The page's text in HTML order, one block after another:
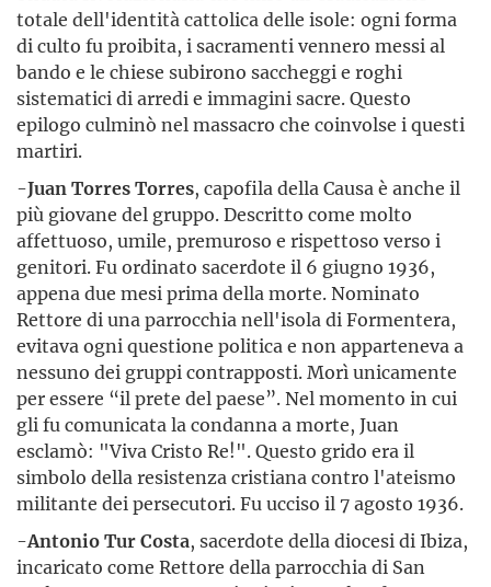
totale dell'identità cattolica delle isole: ogni forma
di culto fu proibita, i sacramenti vennero messi al
bando e le chiese subirono saccheggi e roghi
sistematici di arredi e immagini sacre. Questo
epilogo culminò nel massacro che coinvolse i questi
martiri.
-Juan Torres Torres, capofila della Causa è anche il
più giovane del gruppo. Descritto come molto
affettuoso, umile, premuroso e rispettoso verso i
genitori. Fu ordinato sacerdote il 6 giugno 1936,
appena due mesi prima della morte. Nominato
Rettore di una parrocchia nell'isola di Formentera,
evitava ogni questione politica e non apparteneva a
nessuno dei gruppi contrapposti. Morì unicamente
per essere “il prete del paese”. Nel momento in cui
gli fu comunicata la condanna a morte, Juan
esclamò: "Viva Cristo Re!". Questo grido era il
simbolo della resistenza cristiana contro l'ateismo
militante dei persecutori. Fu ucciso il 7 agosto 1936.
-Antonio Tur Costa, sacerdote della diocesi di Ibiza,
incaricato come Rettore della parrocchia di San